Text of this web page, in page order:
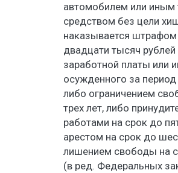
автомобилем или иным
средством без цели
наказывается
двадцати тысяч
заработной платы или
осужденного за
либо ограничением
трех лет, либо
работами на срок до
арестом на срок до
лишением свободы на
(в ред. Федеральных